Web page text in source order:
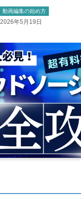
動画編集の始め方
2026年5月19日